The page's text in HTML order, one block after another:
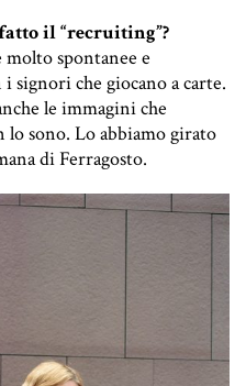
fatto il “recruiting”?
molto spontanee e
signori che giocano a carte.
le immagini che
lo sono. Lo abbiamo girato
di Ferragosto.